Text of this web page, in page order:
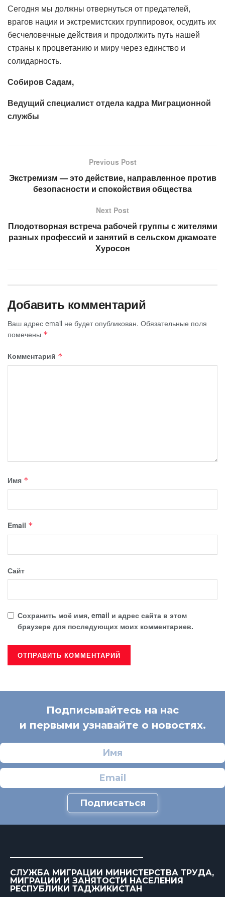
Сегодня мы должны отвернуться от предателей,
врагов нации и экстремистских группировок, осудить их
бесчеловечные действия и продолжить путь нашей
страны к процветанию и миру через единство и
солидарность.
Собиров Садам,
Ведущий специалист отдела кадра Миграционной
службы
Previous Post
Экстремизм — это действие, направленное против
безопасности и спокойствия общества
Next Post
Плодотворная встреча рабочей группы с жителями
разных профессий и занятий в сельском джамоате
Хуросон
Добавить комментарий
Ваш адрес email не будет опубликован. Обязательные поля
помечены *
Комментарий *
Имя *
Email *
Сайт
Сохранить моё имя, email и адрес сайта в этом
браузере для последующих моих комментариев.
Подписывайтесь на нас
и первыми узнавайте о новостях.
Подписаться
СЛУЖБА МИГРАЦИИ МИНИСТЕРСТВА ТРУДА,
МИГРАЦИИ И ЗАНЯТОСТИ НАСЕЛЕНИЯ
РЕСПУБЛИКИ ТАДЖИКИСТАН